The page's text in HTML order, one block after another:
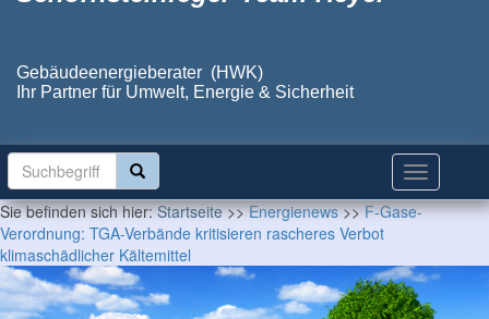
Gebäudeenergieberater (HWK)
Ihr Partner für Umwelt, Energie & Sicherheit
Sie befinden sich hier:Startseite>>Energienews>>F-Gase-
Verordnung: TGA-Verbände kritisieren rascheres Verbot
klimaschädlicher Kältemittel